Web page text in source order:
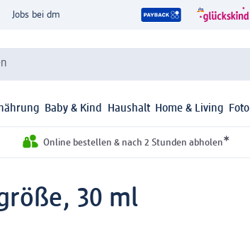
Jobs bei dm
Baby & Kind Haushalt Home & Living Foto
Online bestellen & nach 2 Stunden abholen*
30 ml